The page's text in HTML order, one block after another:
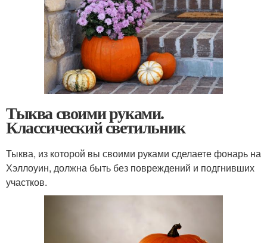
Тыква своими руками.
Классический светильник
Тыква, из которой вы своими руками сделаете фонарь на
Хэллоуин, должна быть без повреждений и подгнивших
участков.